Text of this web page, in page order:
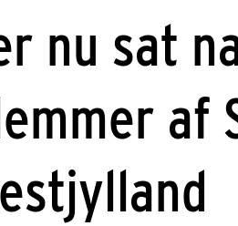
nu sat
af